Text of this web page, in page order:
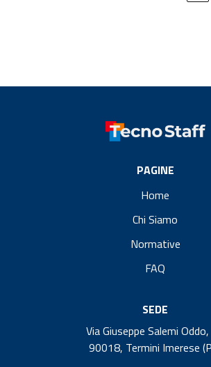
PAGINE
Home
Chi Siamo
Normative
FAQ
SEDE
Via Giuseppe Salemi
90018, Termini Imerese